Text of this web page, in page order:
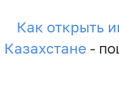
Как открыть
Казахстане -